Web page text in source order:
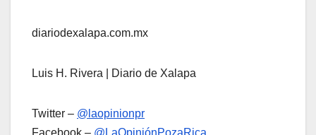
diariodexalapa.com.mx
Luis H. Rivera | Diario de Xalapa
Twitter – @laopinionpr